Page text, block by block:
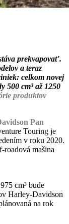
prekvapovať.
a teraz
celkom novej
500 cm³ až 1250
produktov
Pan
Touring je
v roku 2020.
roadová mašina
cm³ bude
Harley-Davidson
na rok